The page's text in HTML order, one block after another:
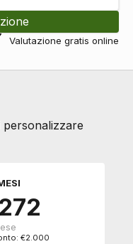
Valutazione gratis online
€2.000